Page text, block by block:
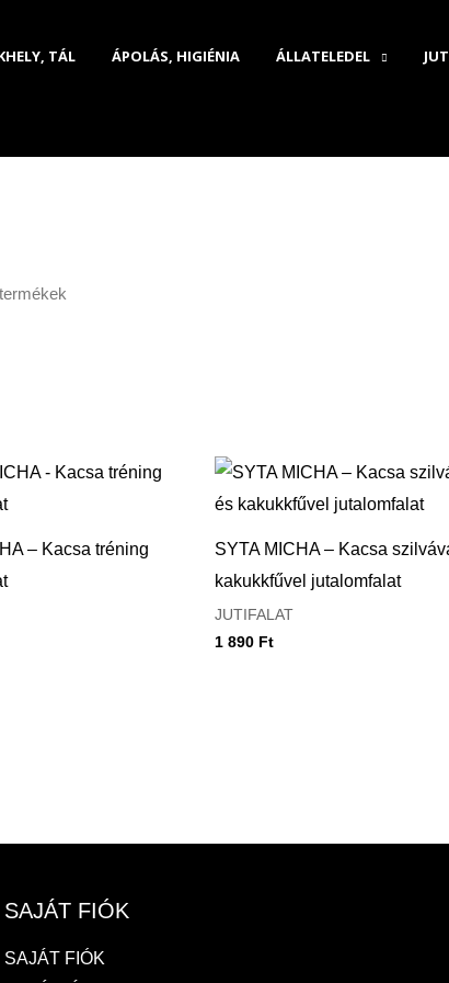
TÁL ÁPOLÁS, HIGIÉNIA ÁLLATELEDEL
– Kacsa tréning
SYTA MICHA – Kacsa
kakukkfűvel jutalomfalat
JUTIFALAT
1 890 Ft
SAJÁT FIÓK
SAJÁT FIÓK